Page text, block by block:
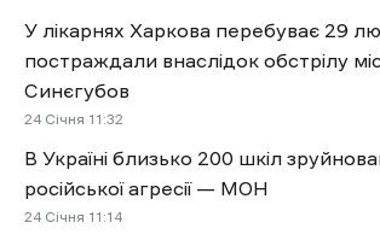
У лікарнях Харкова перебуває 29
постраждали внаслідок обстрілу
Синєгубов
24 Січня 11:32
В Україні близько 200 шкіл
російської агресії — МОН
24 Січня 11:14